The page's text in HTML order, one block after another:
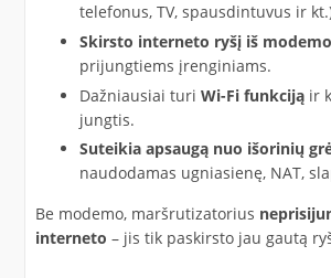
telefonus, TV, spausdintuvus ir
Skirsto interneto ryšį iš modemo
prijungtiems įrenginiams.
Dažniausiai turi Wi-Fi funkcijąir
jungtis.
Suteikia apsaugą nuo išorinių
naudodamas ugniasienę, NAT,
Be modemo, maršrutizatorius
interneto – jis tik paskirsto jau gautą